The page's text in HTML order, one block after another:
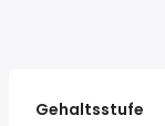
Gehaltsstufe